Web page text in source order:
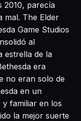
2010, parecía
mal. The Elder
Game Studios
al
estrella de la
era
no eran solo de
en un
familiar en los
la mejor suerte